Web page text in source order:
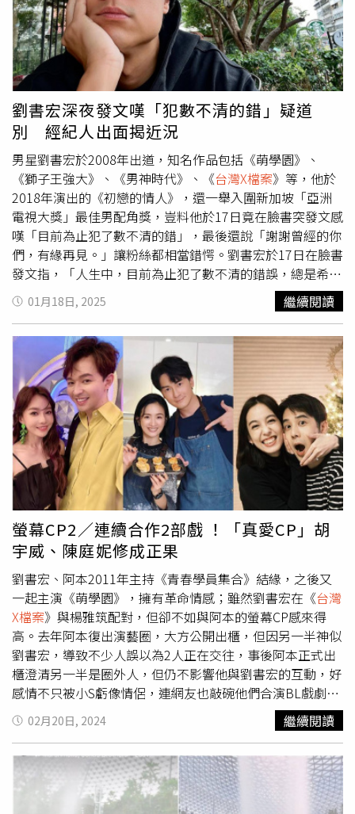
嘆可惜，但和平分開的處理方式，被視為分手典範，目前也
能維持朋友關係。劉書宏曾坦言，「她算是我談感情最高調
的一段！但是也是最有壓力的一段感情」。當時他常幫茵聲
經營YouTube頻道，也會協助企劃、拍攝等工作，形影不
離，但大家見到他卻不會直接稱呼他為「劉書宏」，反倒是
都會叫他「茵聲的男友」，讓他其實內心有點不舒服。而劉
書宏之前曾提到，跟茵聲分手半年後，又了新的感情，據本
刊得到的消息，這對象就是與他合作《
楊雅筑，兩人拍戲初期其實頗不對盤，甚至一度傳出「互看
不順眼」，沒想到戲越拍越熟，從拌嘴變成默契，發展成戲
外的戀情。劉書宏跟楊雅筑合作《台灣X檔案》，一開始不
對盤，互看不順眼，到殺青前互動滿滿曖昧。（圖／本刊攝
影組）劉書宏曾在媒體前當眾向楊雅筑告白：「殺青後還會
想再見到她。」卻否認交往「不要套我話」，他還因為楊雅
筑培養了打高爾夫球、品酒的興趣。本刊在2022年09月拍
到劉書宏載楊雅筑回家，兩人還在停車場如情侶調情般嬉鬧
了好一會兒，劉書宏把玩對方的水壺，玩起「土耳其冰淇
淋」般「就是不給妳」的遊戲，後來又在車上談心。本刊曾
在2022年09月拍到劉書宏跟楊雅筑在停車場嬉鬧。（圖／
本刊攝影組）而2024年1月20日，本刊則拍到劉書宏、楊雅
筑與王樂妍及阿本等人觀賞完新北國王隊主場賽事後，由劉
書宏開著楊雅筑的車，載著大夥兒一起回到疑似王樂妍的住
處。去年1月20日，本刊拍到劉書宏、楊雅筑與一群朋友看
球賽，之後他開著女方的車載大家離開。（圖／本刊攝影
組）雖然劉書宏跟楊雅筑始終未公開承認，據悉，合作《台
灣X檔案》的演員都明白兩人的關係，而從本刊推敲的2022
年交往至2025年，也正好符合劉書宏口中的3年情。劉書宏
日前提到這段情，說跟這任女友在一起時有達到共識，想要
低調低調再低調，所以除了不公開戀情，他也堅不透露對方
身分，以「半個圈內人」含糊帶過。劉書宏的經紀人表示，
他跟席惟倫的關係「目前是朋友」，至於他前任的身分，經
紀人不願多談，「前任涉及當事人雙方個人隱私，我不方便
回答。」席惟倫經紀人則表示，他們的關係「就是朋友」。
劉書宏深夜發文嘆「犯數不清的錯」疑道
別 經紀人出面揭近況
男星劉書宏於2008年出道，知名作品包括《萌學園》、
《獅子王強大》、《男神時代》、《台灣X檔案》等，他於
2018年演出的《初戀的情人》，還一舉入圍新加坡「亞洲
電視大獎」最佳男配角獎，豈料他於17日竟在臉書突發文感
嘆「目前為止犯了數不清的錯」，最後還說「謝謝曾經的你
們，有緣再見。」讓粉絲都相當錯愕。劉書宏於17日在臉書
發文指，「人生中，目前為止犯了數不清的錯誤，總是希望
能得到原諒跟重新獲得信任，但現在要學會的是，接受結
果，了解自己。謝謝曾經的你們，有緣再見。」此文一出，
粉絲都相當錯愕「發生什麼事了」、「還好嗎？」、「怎麼
了」、「呃.....發生什麼事了」。對此，劉書宏經紀人寶哥
解釋，「書宏一切平安，因年前拍攝一部很棒的戲劇角色，
並對照當下生活狀況，有感而發的」，而該部戲劇是杜政哲
導演的新戲《拜六禮拜》。鍾欣凌、丁寧、孫淑媚、李李
仁、連晨翔、劉書宏等人主演的《拜六禮拜》中，劉書宏與
丁寧有感情戲，劇中台詞幾乎全台語，對劉書宏來說是一大
突破，也是挑戰。
01月18日, 2025 繼續閱讀
螢幕CP2／連續合作2部戲 ！「真愛CP」胡
宇威、陳庭妮修成正果
劉書宏、阿本2011年主持《青春學員集合》結緣，之後又
一起主演《萌學園》，擁有革命情感；雖然劉書宏在《台灣
X檔案》與楊雅筑配對，但卻不如與阿本的螢幕CP感來得
高。去年阿本復出演藝圈，大方公開出櫃，但因另一半神似
劉書宏，導致不少人誤以為2人正在交往，事後阿本正式出
櫃澄清另一半是圈外人，但仍不影響他與劉書宏的互動，好
感情不只被小S虧像情侶，連網友也敲碗他們合演BL戲劇，
2人儼然成了另類的螢幕CP。從選秀節目《超級偶像》脫穎
而出的李子森，因參演《我愛冰冰Show》和杜忻恬共組
CP，2人因此躍升台語歌壇人氣螢幕情侶。前年李子森展開
森聲呼喚巡迴售票演唱會，緋聞女友杜忻恬每場都現身力
挺；去年2人攜手登上戀愛實境秀，在玩海盜船時，杜忻恬
因害怕整個人靠在李子森的胸膛，曖昧互動藏不住，連主持
02月20日, 2024 繼續閱讀